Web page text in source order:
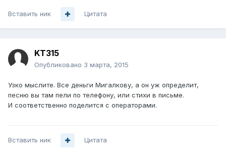
Вставить ник Цитата
KT315
Опубликовано 3 марта, 2015
Узко мыслите. Все деньги Мигалкову, а он уж определит,
песню вы там пели по телефону, или стихи в письме.
И соответственно поделится с операторами.
Вставить ник Цитата